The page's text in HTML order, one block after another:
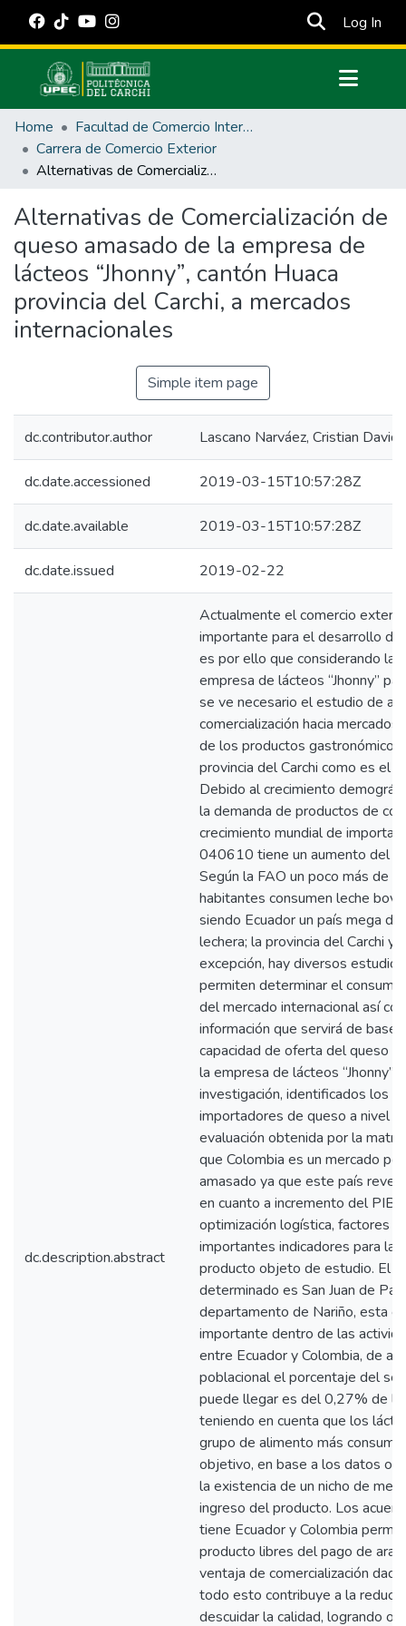
Log In
Communities & Collections
All of DSpace
Statistics
Estadísticas Externas
Manuales
Home
Facultad de Comercio Internacional, Integración, Administración y Economía Empresarial
Carrera de Comercio Exterior
Alternativas de Comercialización de queso amasado de la empresa de lácteos “Jhonny”, cantón Huaca provincia del Carchi, a mercados internacionales
Alternativas de Comercialización de
queso amasado de la empresa de
lácteos “Jhonny”, cantón Huaca
provincia del Carchi, a mercados
internacionales
Simple item page
dc.contributor.author Lascano Narváez, Cristian David
dc.date.accessioned 2019-03-15T10:57:28Z
dc.date.available 2019-03-15T10:57:28Z
dc.date.issued 2019-02-22
dc.description.abstract
Actualmente el comercio
importante para el desarrollo de
es por ello que considerando
empresa de lácteos “Jhonny”
se ve necesario el estudio de
comercialización hacia
de los productos
provincia del Carchi como es el
Debido al crecimiento
la demanda de productos de
crecimiento mundial de
040610 tiene un aumento del
Según la FAO un poco más de
habitantes consumen leche
siendo Ecuador un país mega
lechera; la provincia del Carchi y
excepción, hay diversos
permiten determinar el
del mercado internacional así
información que servirá de base
capacidad de oferta del queso
la empresa de lácteos “Jhonny”.
investigación, identificados los
importadores de queso a nivel
evaluación obtenida por la
que Colombia es un mercado
amasado ya que este país
en cuanto a incremento del PIB,
optimización logística, factores
importantes indicadores para la
producto objeto de estudio. El
determinado es San Juan de
departamento de Nariño, esta
importante dentro de las
entre Ecuador y Colombia, de
poblacional el porcentaje del
puede llegar es del 0,27% de
teniendo en cuenta que los
grupo de alimento más
objetivo, en base a los datos
la existencia de un nicho de
ingreso del producto. Los
tiene Ecuador y Colombia
producto libres del pago de
ventaja de comercialización
todo esto contribuye a la
descuidar la calidad, logrando